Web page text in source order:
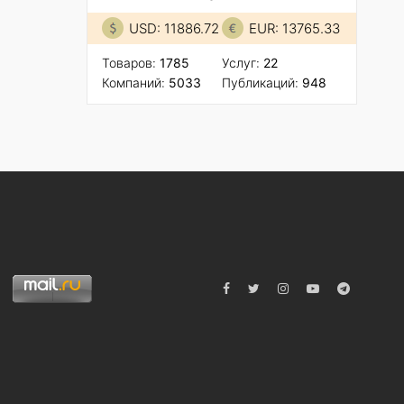
USD: 11886.72 EUR: 13765.33
Товаров: 1785
Компаний: 5033
Услуг: 22
Публикаций: 948